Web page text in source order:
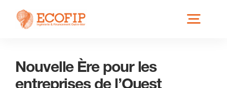
Skip
Qui est ECOFIP ?
Nouvelle Ère pour les
entreprises de l’Ouest